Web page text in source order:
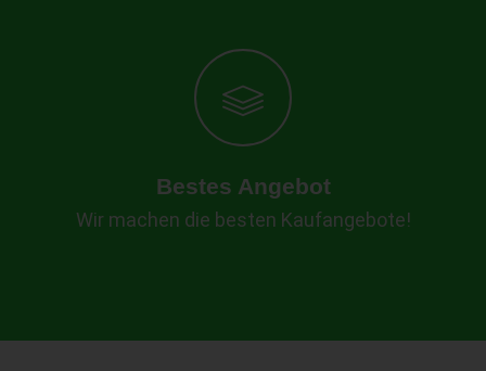
Bestes Angebot
Wir machen die besten Kaufangebote!